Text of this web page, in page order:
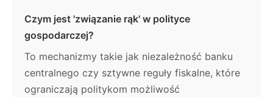
Czym jest 'związanie rąk' w polityce
gospodarczej?
To mechanizmy takie jak niezależność banku
centralnego czy sztywne reguły fiskalne, które
ograniczają politykom możliwość